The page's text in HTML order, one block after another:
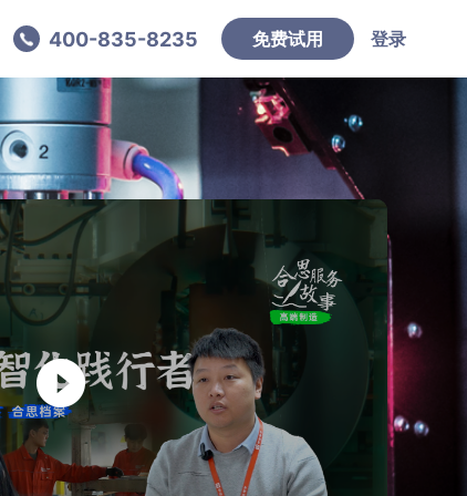
400-835-8235 免费试用 登录